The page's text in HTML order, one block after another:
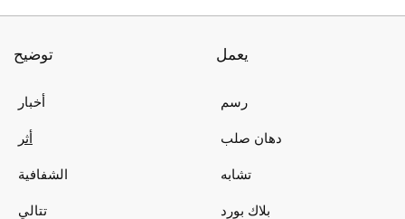
توضيح
أخبار
أثر
الشفافية
تتالي
يعمل
رسم
دهان صلب
تشابه
بلاك بورد